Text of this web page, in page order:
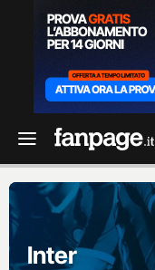
Inter